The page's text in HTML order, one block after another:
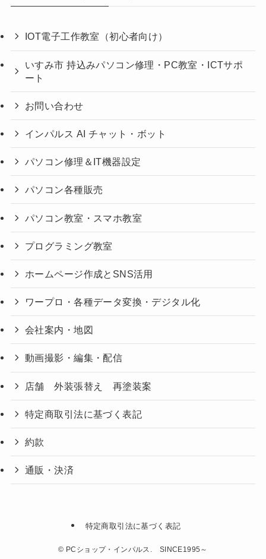
IOT電子工作教室（初心者向け）
いすみ市 持込みパソコン修理・PC教室・ICTサポ
ート
お問い合わせ
インパルス AI チャット・ボット
パソコン修理＆IT機器設定
パソコン各種販売
パソコン教室・スマホ教室
プログラミング教室
ホームページ作成とSNS活用
ワープロ・各種データ変換・デジタル化
会社案内・地図
動画撮影・編集・配信
店舗 外装張替え 再塗装案
特定商取引法に基づく表記
約款
通販・決済
特定商取引法に基づく表記
© PCショップ・インパルス. SINCE1995～